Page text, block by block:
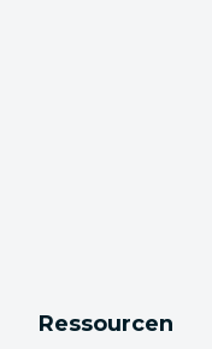
Ressourcen